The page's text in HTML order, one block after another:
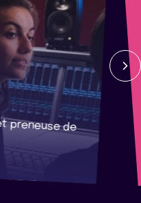
preneuse de